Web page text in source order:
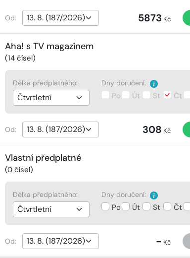
Od: 5873 Kč
Aha! s TV magazínem
(14čísel)
Délka předplatného: Dny doručení:
Po Út St Čt
Od: 308 Kč
Vlastní předplatné
(0čísel)
Délka předplatného: Dny doručení:
Po Út St Čt
Od: - Kč